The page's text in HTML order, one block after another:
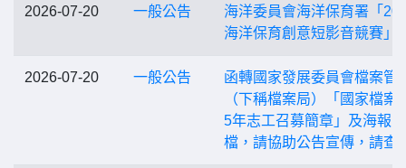
2026-07-20 一般公告
海洋委員會海洋保育署「
海洋保育創意短影音競賽」
2026-07-20 一般公告
函轉國家發展委員會檔案管
（下稱檔案局）「國家檔案
5年志工召募簡章」及海報
檔，請協助公告宣傳，請查